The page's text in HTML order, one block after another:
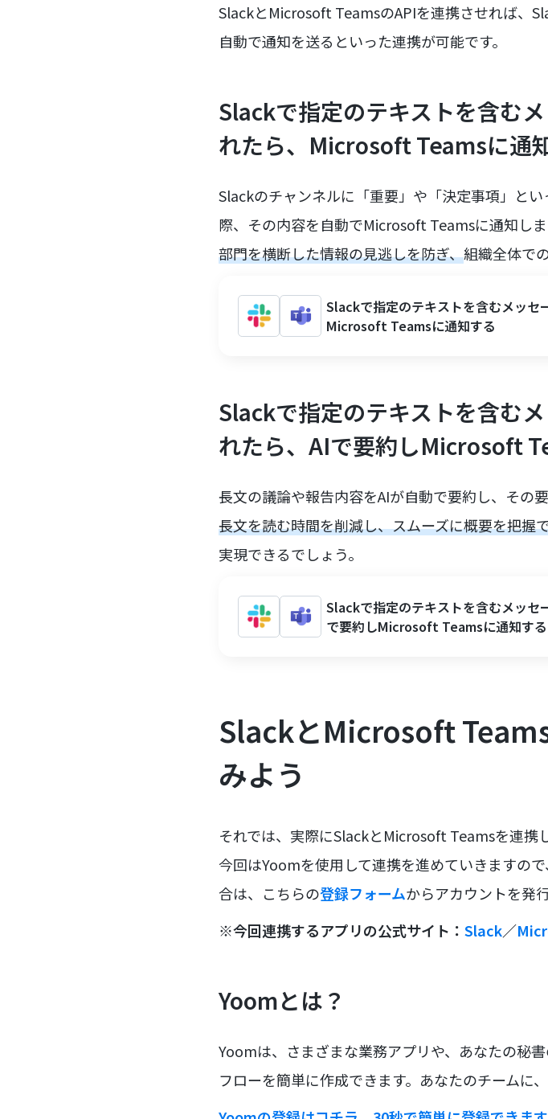
SlackとMicrosoft TeamsのAPIを連携させれば、
自動で通知を送るといった連携が可能です。
Slackで指定のテキストを含む
れたら、Microsoft Teamsに通
Slackのチャンネルに「重要」や「決定事項」と
際、その内容を自動でMicrosoft Teamsに通知しま
部門を横断した情報の見逃しを防ぎ、組織全体で
Slackで指定のテキストを含むメッセ
Microsoft Teamsに通知する
Slackで指定のテキストを含む
れたら、AIで要約しMicrosoft
長文の議論や報告内容をAIが自動で要約し、その
長文を読む時間を削減し、スムーズに概要を把握
実現できるでしょう。
Slackで指定のテキストを含むメッセ
で要約しMicrosoft Teamsに通知する
SlackとMicrosoft
みよう
それでは、実際にSlackとMicrosoft Teamsを連携
今回はYoomを使用して連携を進めていきますの
合は、こちらの登録フォームからアカウントを発
※今回連携するアプリの公式サイト： Slack／
Yoomとは？
Yoomは、さまざまな業務アプリや、あなたの秘
フローを簡単に作成できます。あなたのチームに